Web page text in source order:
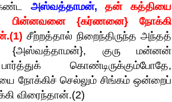
அஸ்வத்தாமன், தன் கத்தியை
பின்னவனை {கர்ணனை} நோக்கி
சீற்றத்தால் நிறைந்திருந்த அந்தத்
{அஸ்வத்தாமன்}, குரு மன்னன்
கொண்டிருக்கும்போதே,
செல்லும் சிங்கம் ஒன்றைப்
விரைந்தான்.(2)